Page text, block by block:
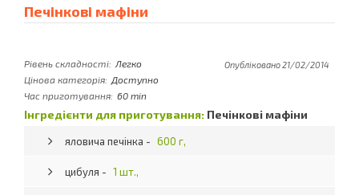
Печінкові мафіни
Рівень складності: Легко
Цінова категорія: Доступно
Час приготування: 60 min
Опубліковано 21/02/2014
Інгредієнти для приготування: Печінкові мафіни
яловича печінка - 600 г,
цибуля - 1 шт.,